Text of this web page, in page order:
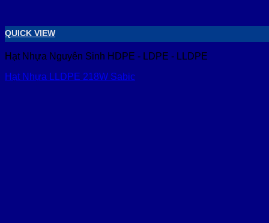
QUICK VIEW
Hạt Nhựa Nguyên Sinh HDPE - LDPE - LLDPE
Hạt Nhựa LLDPE 218W Sabic